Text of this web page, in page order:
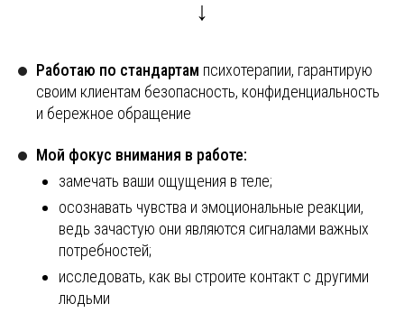
↓
Работаю по стандартам психотерапии, гарантирую
своим клиентам безопасность, конфиденциальность
и бережное обращение
Мой фокус внимания в работе:
замечать ваши ощущения в теле;
осознавать чувства и эмоциональные реакции,
ведь зачастую они являются сигналами важных
потребностей;
исследовать, как вы строите контакт с другими
людьми